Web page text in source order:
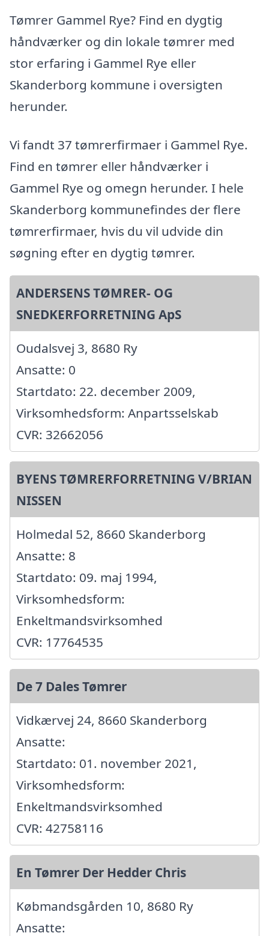
Tømrer Gammel Rye? Find en dygtig
håndværker og din lokale tømrer med
stor erfaring i Gammel Rye eller
Skanderborg kommune i oversigten
herunder.
Vi fandt 37 tømrerfirmaer i Gammel Rye.
Find en tømrer eller håndværker i
Gammel Rye og omegn herunder. I hele
Skanderborg kommunefindes der flere
tømrerfirmaer, hvis du vil udvide din
søgning efter en dygtig tømrer.
ANDERSENS TØMRER- OG
SNEDKERFORRETNING ApS
Oudalsvej 3, 8680 Ry
Ansatte: 0
Startdato: 22. december 2009,
Virksomhedsform: Anpartsselskab
CVR: 32662056
BYENS TØMRERFORRETNING V/BRIAN
NISSEN
Holmedal 52, 8660 Skanderborg
Ansatte: 8
Startdato: 09. maj 1994,
Virksomhedsform:
Enkeltmandsvirksomhed
CVR: 17764535
De 7 Dales Tømrer
Vidkærvej 24, 8660 Skanderborg
Ansatte:
Startdato: 01. november 2021,
Virksomhedsform:
Enkeltmandsvirksomhed
CVR: 42758116
En Tømrer Der Hedder Chris
Købmandsgården 10, 8680 Ry
Ansatte: